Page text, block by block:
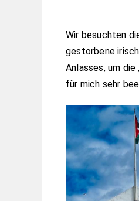
Wir besuchten
gestorbene
Anlasses, um
für mich sehr